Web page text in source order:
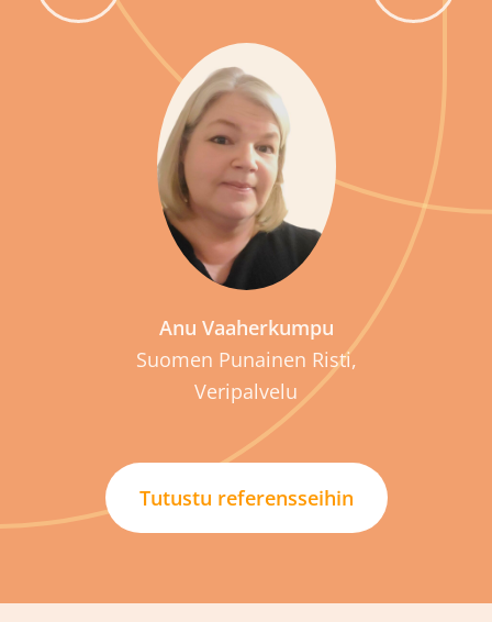
Anu Vaaherkumpu
Suomen Punainen Risti,
Veripalvelu
Tutustu referensseihin